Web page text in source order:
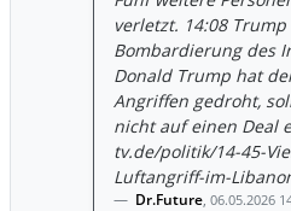
verletzt. 14:08
Bombardierung des
Donald Trump hat
Angriffen gedroht,
nicht auf einen Deal
tv.de/politik/14-45-
Luftangriff-im-
Dr.Future, 06.05.2026